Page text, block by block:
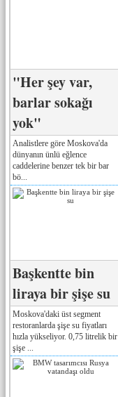
"Her şey var,
barlar sokağı
yok"
Analistlere göre Moskova'da
dünyanın ünlü eğlence
caddelerine benzer tek bir bar
bö...
Başkentte bin
liraya bir şişe su
Moskova'daki üst segment
restoranlarda şişe su fiyatları
hızla yükseliyor. 0,75 litrelik bir
şişe ...